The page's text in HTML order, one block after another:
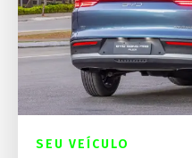
SEU VEÍCULO